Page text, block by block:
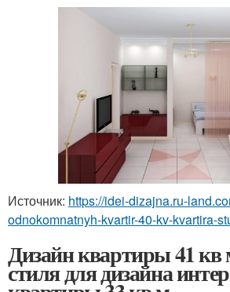
Источник: https://idei-dizajna.ru-
odnokomnatnyh-kvartir-40-kv-kvartira-
Дизайн квартиры 41
стиля для дизайна